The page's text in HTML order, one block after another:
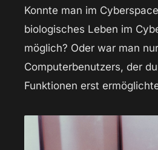
Konnte man im
biologisches Leben im
möglich? Oder war man
Computerbenutzers, der
Funktionen erst